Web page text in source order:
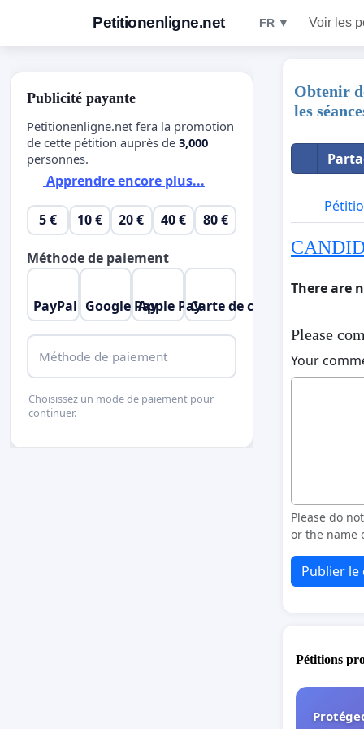
Petitionenligne.net FR ▼ Voir les
Obtenir
les
There are
Please
Your
Please do
or the name
Publier
Pétitions
Publicité payante
Petitionenligne.net fera la promotion
de cette pétition auprès de 3,000
personnes.
Apprendre encore plus...
5 € 10 € 20 € 40 € 80 €
Méthode de paiement
PayPal Google PayApple PayCarte de crédit
Méthode de paiement
Choisissez un mode de paiement pour
continuer.